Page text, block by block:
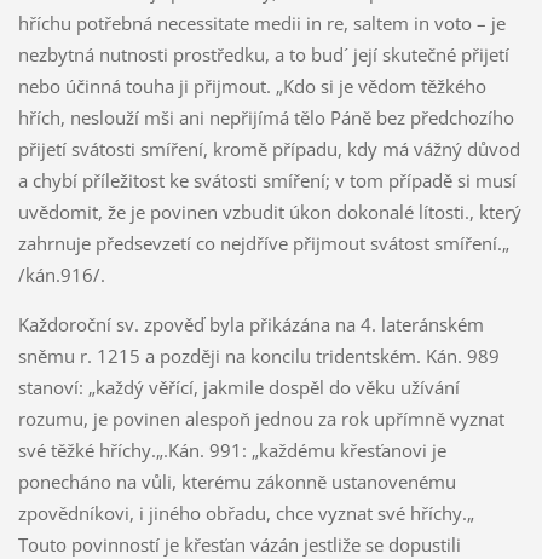
hříchu potřebná necessitate medii in re, saltem in voto – je
nezbytná nutnosti prostředku, a to bud´ její skutečné přijetí
nebo účinná touha ji přijmout. „Kdo si je vědom těžkého
hřích, neslouží mši ani nepřijímá tělo Páně bez předchozího
přijetí svátosti smíření, kromě případu, kdy má vážný důvod
a chybí příležitost ke svátosti smíření; v tom případě si musí
uvědomit, že je povinen vzbudit úkon dokonalé lítosti., který
zahrnuje předsevzetí co nejdříve přijmout svátost smíření.„
/kán.916/.
Každoroční sv. zpověď byla přikázána na 4. lateránském
sněmu r. 1215 a později na koncilu tridentském. Kán. 989
stanoví: „každý věřící, jakmile dospěl do věku užívání
rozumu, je povinen alespoň jednou za rok upřímně vyznat
své těžké hříchy.„.Kán. 991: „každému křesťanovi je
ponecháno na vůli, kterému zákonně ustanovenému
zpovědníkovi, i jiného obřadu, chce vyznat své hříchy.„
Touto povinností je křesťan vázán jestliže se dopustili